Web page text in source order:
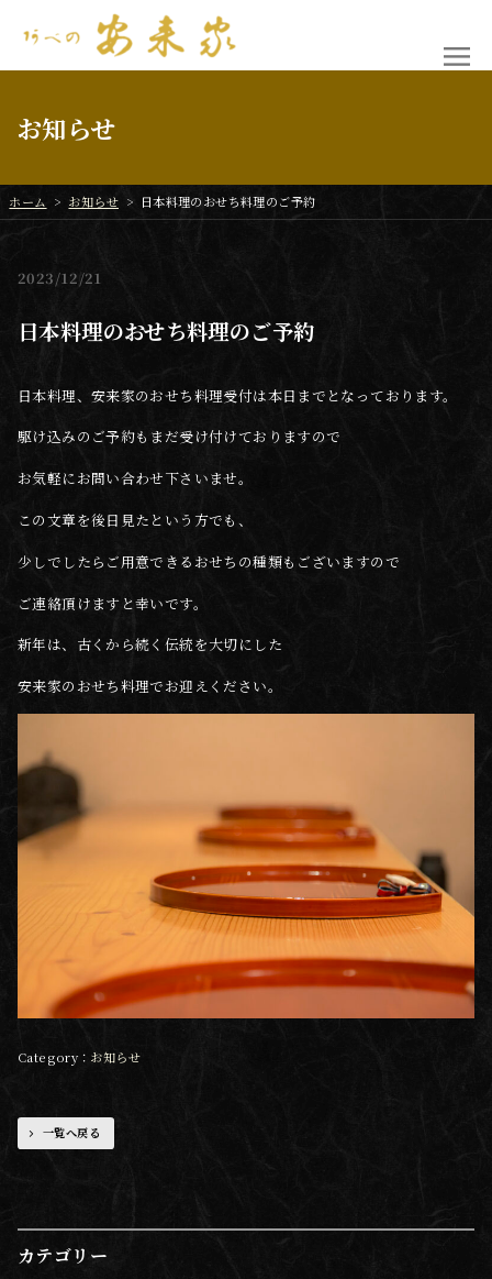
お知らせ
ホーム > お知らせ > 日本料理のおせち料理のご予約
2023 12/21
日本料理のおせち料理のご予約
日本料理、安来家のおせち料理受付は本日までとなっております。
駆け込みのご予約もまだ受け付けておりますので
お気軽にお問い合わせ下さいませ。
この文章を後日見たという方でも、
少しでしたらご用意できるおせちの種類もございますので
ご連絡頂けますと幸いです。
新年は、古くから続く伝統を大切にした
安来家のおせち料理でお迎えください。
お知らせ
一覧へ戻る
カテゴリー